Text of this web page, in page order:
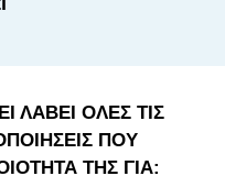
ΛΑΒΕΙ ΌΛΕΣ ΤΙΣ
ΠΟΥ
ΤΗΣ ΓΙΑ: